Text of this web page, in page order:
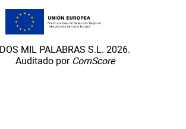
DOS MIL PALABRAS S.L. 2026.
Auditado por ComScore